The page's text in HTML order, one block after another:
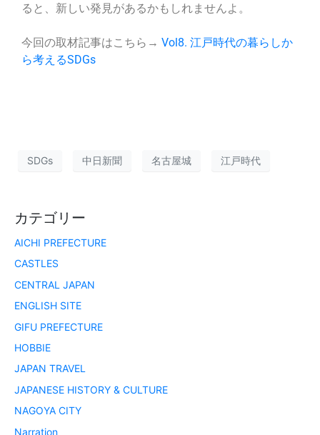
ると、新しい発見があるかもしれませんよ。
今回の取材記事はこちら→ Vol8. 江戸時代の暮らしか
ら考えるSDGs
SDGs 中日新聞 名古屋城 江戸時代
カテゴリー
AICHI PREFECTURE
CASTLES
CENTRAL JAPAN
ENGLISH SITE
GIFU PREFECTURE
HOBBIE
JAPAN TRAVEL
JAPANESE HISTORY & CULTURE
NAGOYA CITY
Narration